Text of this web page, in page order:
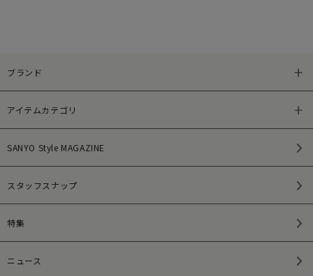
ブランド
アイテムカテゴリ
SANYO Style MAGAZINE
スタッフスナップ
特集
ニュース